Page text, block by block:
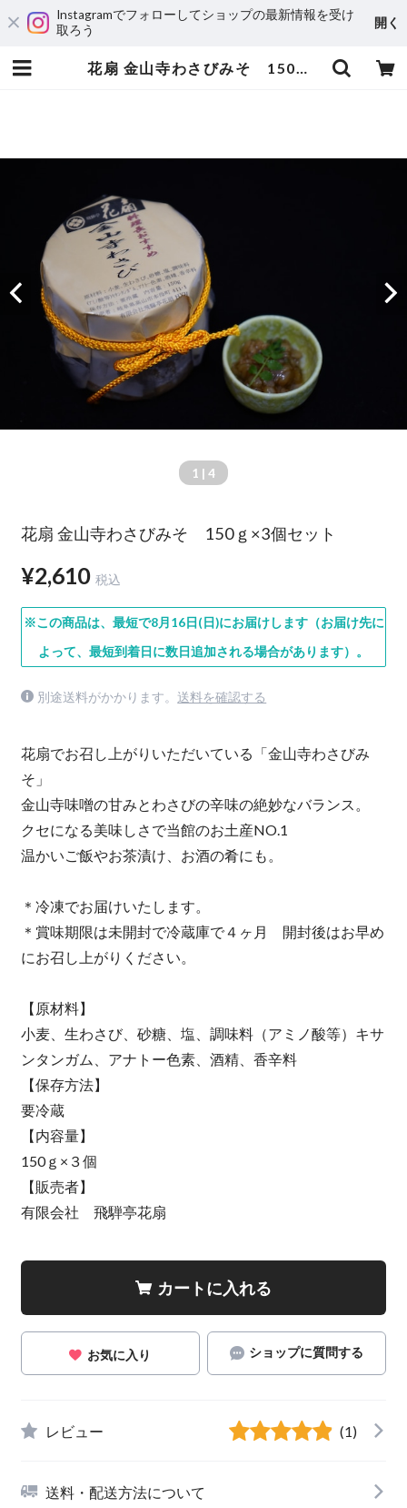
Instagramでフォローしてショップの最新情報を受け
取ろう
開く
花扇 金山寺わさびみそ 150ｇ×3個セット | 飛騨亭花扇オンラインショップ
1 | 4
花扇 金山寺わさびみそ 150ｇ×3個セット
¥2,610 税込
※この商品は、最短で8月16日(日)にお届けします（お届け先に
よって、最短到着日に数日追加される場合があります）。
別途送料がかかります。 送料を確認する
花扇でお召し上がりいただいている「金山寺わさびみ
そ」
金山寺味噌の甘みとわさびの辛味の絶妙なバランス。
クセになる美味しさで当館のお土産NO.1
温かいご飯やお茶漬け、お酒の肴にも。
＊冷凍でお届けいたします。
＊賞味期限は未開封で冷蔵庫で４ヶ月 開封後はお早め
にお召し上がりください。
【原材料】
小麦、生わさび、砂糖、塩、調味料（アミノ酸等）キサ
ンタンガム、アナトー色素、酒精、香辛料
【保存方法】
要冷蔵
【内容量】
150ｇ×３個
【販売者】
有限会社 飛騨亭花扇
カートに入れる
お気に入り ショップに質問する
レビュー (1)
送料・配送方法について